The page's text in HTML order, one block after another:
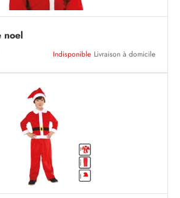
noel
Indisponible Livraison à domicile